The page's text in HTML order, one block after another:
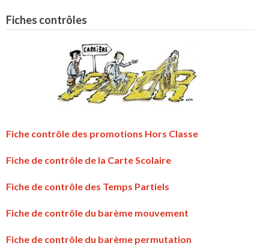
Fiches contrôles
Fiche contrôle des promotions Hors Classe
Fiche de contrôle de la Carte Scolaire
Fiche de contrôle des Temps Partiels
Fiche de contrôle du barème mouvement
Fiche de contrôle du barème permutation